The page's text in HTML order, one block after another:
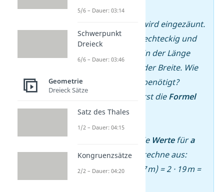
wird eingezäunt.
Die Fläche ist rechteckig und
in der Länge
in der Breite. Wie
wird benötigt?
Schreibe zuerst dieFormel
auf:
U = 2 · (a + b)
Setze dann die Wertefüra
undbein und rechne aus:
U = 2 · (12 m + 7 m) = 2 · 19 m =
5/6 – Dauer: 03:14
Schwerpunkt
Dreieck
6/6 – Dauer: 03:46
Geometrie
Dreieck Sätze
Satz des Thales
1/2 – Dauer: 04:15
Kongruenzsätze
2/2 – Dauer: 04:20